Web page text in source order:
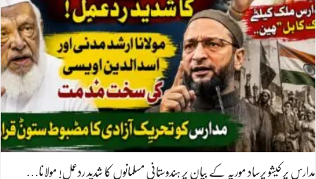
مدارس پر کیشو پرساد موریہ کے بیان پر ہندوستانی مسلمانوں کا شدید ردعمل! مولانا…